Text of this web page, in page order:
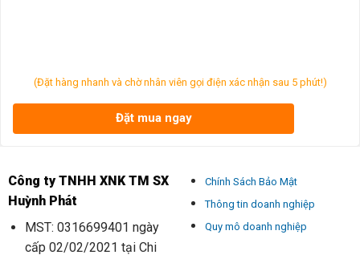
(Đặt hàng nhanh và chờ nhân viên gọi điện xác nhận sau 5 phút!)
Đặt mua ngay
Công ty TNHH XNK TM SX
Huỳnh Phát
MST: 0316699401 ngày
cấp 02/02/2021 tại Chi
Chính Sách Bảo Mật
Thông tin doanh nghiệp
Quy mô doanh nghiệp